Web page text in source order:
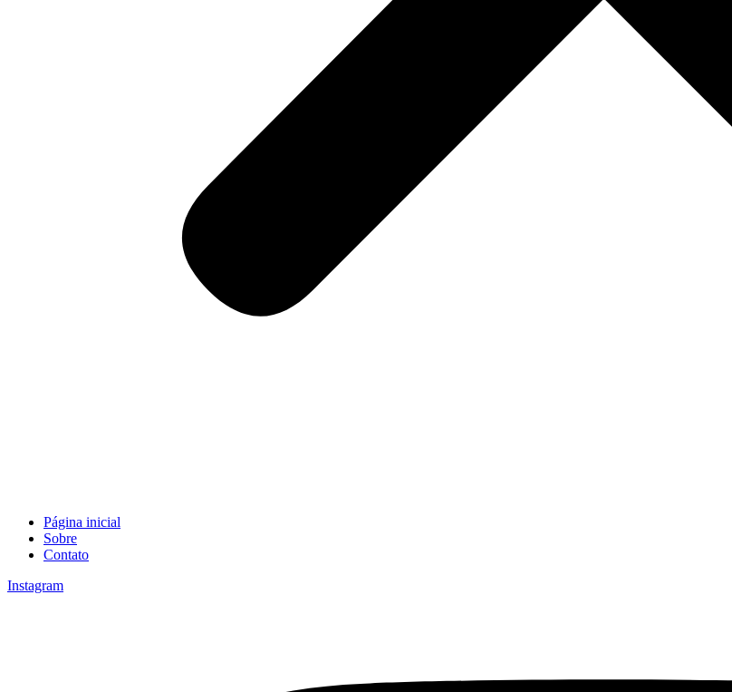
Página inicial
Sobre
Contato
Instagram